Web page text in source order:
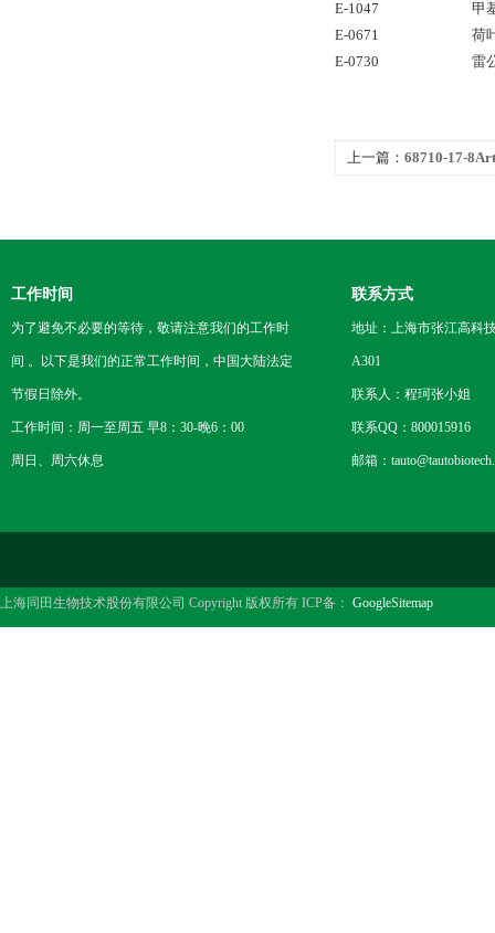
E-1047
甲
E-0671
荷
E-0730
雷
上一篇： 68710-17-
工作时间
为了避免不必要的等待，敬请注意我们的工作时
间 。以下是我们的正常工作时间，中国大陆法定
节假日除外。
工作时间：周一至周五 早8：30-晚6：00
周日、周六休息
联系方式
地址：上海市张江高科
A301
联系人：程珂张小姐
联系QQ：800015916
邮箱：
上海同田生物技术股份有限公司 Copyright 版权所有 ICP备： GoogleSitemap